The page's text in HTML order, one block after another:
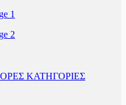
ΚΑΤΗΓΟΡΙΕΣ